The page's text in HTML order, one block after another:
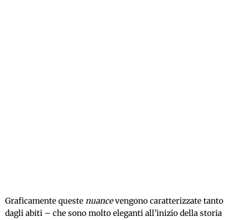
Graficamente queste nuancevengono caratterizzate tanto
dagli abiti – che sono molto eleganti all’inizio della storia